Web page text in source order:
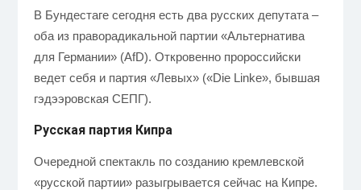
В Бундестаге сегодня есть два русских депутата –
оба из праворадикальной партии «Альтернатива
для Германии» (AfD). Откровенно пророссийски
ведет себя и партия «Левых» («Die Linke», бывшая
гэдээровская СЕПГ).
Русская партия Кипра
Очередной спектакль по созданию кремлевской
«русской партии» разыгрывается сейчас на Кипре.